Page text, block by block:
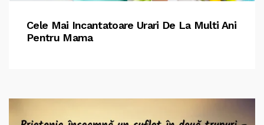
Cele Mai Incantatoare Urari De La Multi Ani
Pentru Mama